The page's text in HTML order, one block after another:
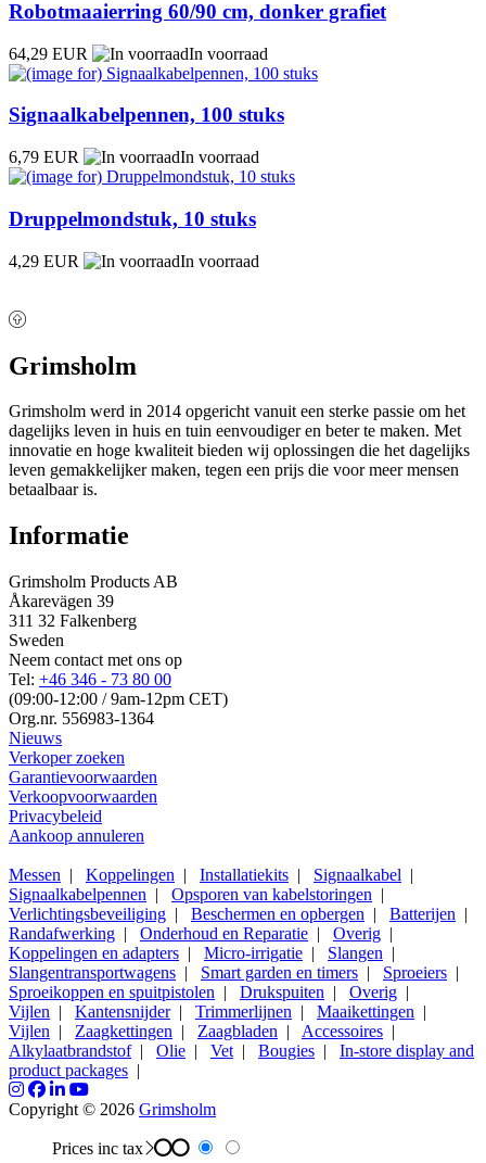
Robotmaaierring 60/90 cm, donker grafiet
64,29 EUR In voorraad
Signaalkabelpennen, 100 stuks
6,79 EUR In voorraad
Druppelmondstuk, 10 stuks
4,29 EUR In voorraad
Grimsholm
Grimsholm werd in 2014 opgericht vanuit een sterke passie om het
dagelijks leven in huis en tuin eenvoudiger en beter te maken. Met
innovatie en hoge kwaliteit bieden wij oplossingen die het dagelijks
leven gemakkelijker maken, tegen een prijs die voor meer mensen
betaalbaar is.
Informatie
Grimsholm Products AB
Åkarevägen 39
311 32 Falkenberg
Sweden
Neem contact met ons op
Tel: +46 346 - 73 80 00
(09:00-12:00 / 9am-12pm CET)
Org.nr. 556983-1364
Nieuws
Verkoper zoeken
Garantievoorwaarden
Verkoopvoorwaarden
Privacybeleid
Aankoop annuleren
Messen | Koppelingen | Installatiekits | Signaalkabel |
Signaalkabelpennen | Opsporen van kabelstoringen |
Verlichtingsbeveiliging | Beschermen en opbergen | Batterijen |
Randafwerking | Onderhoud en Reparatie | Overig |
Koppelingen en adapters | Micro-irrigatie | Slangen |
Slangentransportwagens | Smart garden en timers | Sproeiers |
Sproeikoppen en spuitpistolen | Drukspuiten | Overig |
Vijlen | Kantensnijder| Trimmerlijnen | Maaikettingen |
Vijlen | Zaagkettingen | Zaagbladen | Accessoires |
Alkylaatbrandstof| Olie | Vet | Bougies | In-store display and
product packages |
Copyright © 2026 Grimsholm
Prices inc tax